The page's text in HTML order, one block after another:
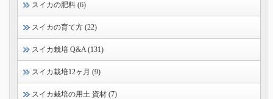
スイカの肥料 (6)
スイカの育て方 (22)
スイカ栽培 Q&A (131)
スイカ栽培12ヶ月 (9)
スイカ栽培の用土 資材 (7)